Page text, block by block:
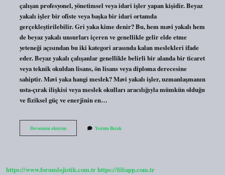
çalışan profesyonel, yönetimsel veya idari işler yapan kişidir. Beyaz
yakalı işler bir ofiste veya başka bir idari ortamda
gerçekleştirilebilir. Gri yaka kime denir? Bu, hem mavi yakalı hem
de beyaz yakalı unsurları içeren ve genellikle gelir elde etme
yeteneği açısından bu iki kategori arasında kalan meslekleri ifade
eder. Beyaz yakalı çalışanlar genellikle belirli bir alanda bir ticaret
veya teknik okuldan lisans, ön lisans veya diploma derecesine
sahiptir. Mavi yaka hangi meslek? Mavi yakalı işler, uzmanlaşmanın
usta-çırak ilişkisi veya meslek okulları aracılığıyla mümkün olduğu
ve fiziksel güç ve enerjinin en…
Devamını okuyunMavi
Yakalı
Yorum Bırak
https://www.forumlojistik.com.trhttps://liliapp.com.tr